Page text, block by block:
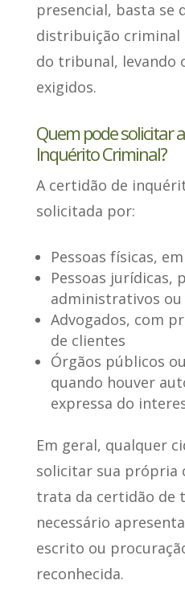
presencial, basta se
distribuição
do tribunal, levando
exigidos.
Quem pode solicitar
Inquérito Criminal?
A certidão de
solicitada por:
Pessoas físicas,
Pessoas jurídicas,
administrativos
Advogados, com
de clientes
Órgãos públicos
quando houver
expressa do
Em geral, qualquer
solicitar sua própria
trata da certidão de
necessário
escrito ou
reconhecida.